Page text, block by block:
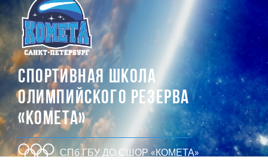
СПОРТИВНАЯ ШКОЛА
ОЛИМПИЙСКОГО РЕЗЕРВА
«КОМЕТА»
СПб ГБУ ДО СШОР «КОМЕТА»